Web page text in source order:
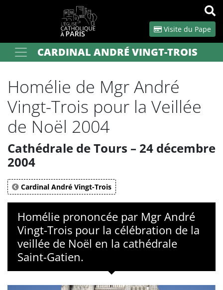
Visite du Pape
Votre recherche OK
CARDINAL ANDRÉ VINGT-TROIS
Homélie de Mgr André
Vingt-Trois pour la Veillée
de Noël 2004
Cathédrale de Tours – 24 décembre
2004
Cardinal André Vingt-Trois
Homélie prononcée par Mgr André
Vingt-Trois pour la célébration de la
veillée de Noël en la cathédrale
Saint-Gatien.
Panneau de gestion des cookies